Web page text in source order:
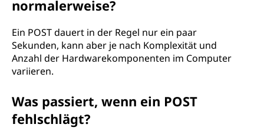
normalerweise?
Ein POST dauert in der Regel nur ein paar
Sekunden, kann aber je nach Komplexität und
Anzahl der Hardwarekomponenten im Computer
variieren.
Was passiert, wenn ein POST
fehlschlägt?